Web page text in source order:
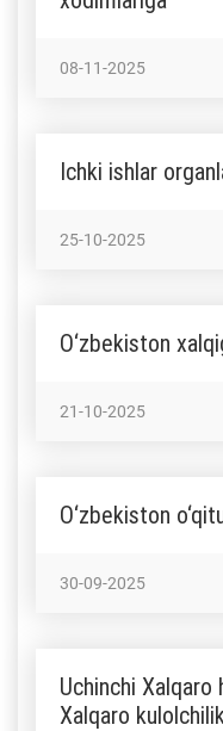
08-11-2025
Ichki ishlar
25-10-2025
O‘zbekiston
21-10-2025
O‘zbekiston
30-09-2025
Uchinchi
Xalqaro